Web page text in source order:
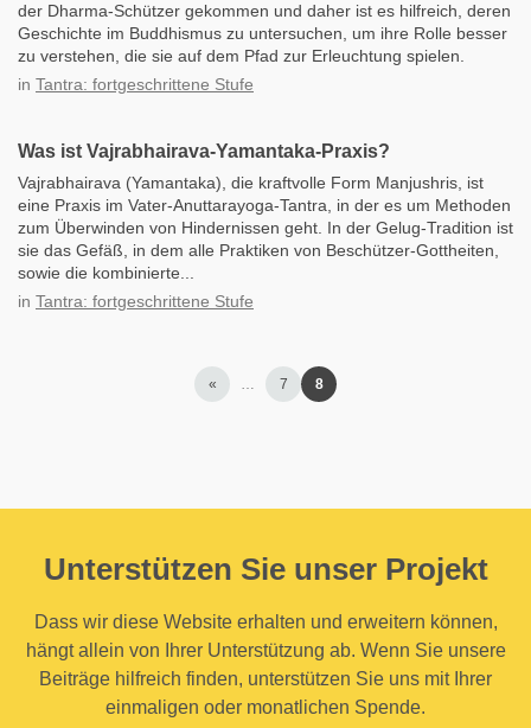
der Dharma-Schützer gekommen und daher ist es hilfreich, deren
Geschichte im Buddhismus zu untersuchen, um ihre Rolle besser
zu verstehen, die sie auf dem Pfad zur Erleuchtung spielen.
in Tantra: fortgeschrittene Stufe
Was ist Vajrabhairava-Yamantaka-Praxis?
Vajrabhairava (Yamantaka), die kraftvolle Form Manjushris, ist
eine Praxis im Vater-Anuttarayoga-Tantra, in der es um Methoden
zum Überwinden von Hindernissen geht. In der Gelug-Tradition ist
sie das Gefäß, in dem alle Praktiken von Beschützer-Gottheiten,
sowie die kombinierte...
in Tantra: fortgeschrittene Stufe
« … 7 8
Unterstützen Sie unser Projekt
Dass wir diese Website erhalten und erweitern können,
hängt allein von Ihrer Unterstützung ab. Wenn Sie unsere
Beiträge hilfreich finden, unterstützen Sie uns mit Ihrer
einmaligen oder monatlichen Spende.